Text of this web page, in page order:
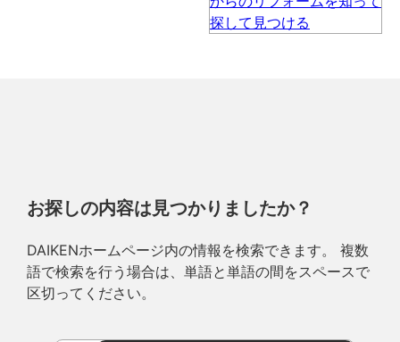
お探しの内容は見つかりましたか？
DAIKENホームページ内の情報を検索できます。 複数
語で検索を行う場合は、単語と単語の間をスペースで
区切ってください。